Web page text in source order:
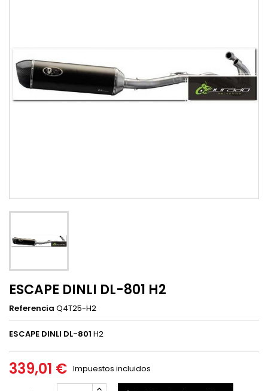
ESCAPE DINLI DL-801 H2
Referencia Q4T25-H2
ESCAPE DINLI DL-801 H2
339,01 € Impuestos incluidos